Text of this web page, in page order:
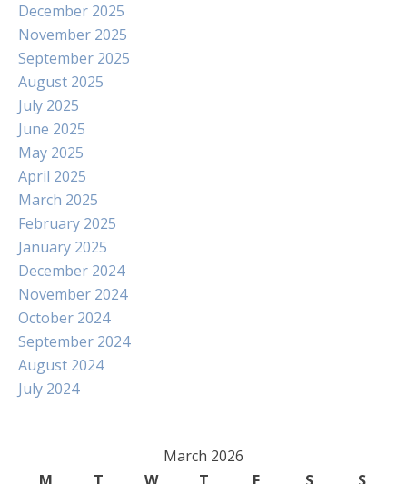
December 2025
November 2025
September 2025
August 2025
July 2025
June 2025
May 2025
April 2025
March 2025
February 2025
January 2025
December 2024
November 2024
October 2024
September 2024
August 2024
July 2024
March 2026